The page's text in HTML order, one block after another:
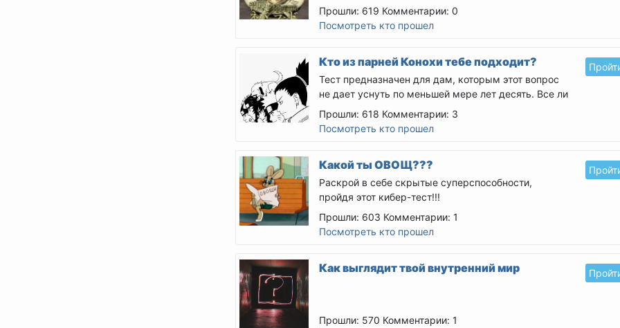
Прошли: 619 Комментарии: 0
Посмотреть кто прошел
Кто из парней Конохи тебе подходит?
Тест предназначен для дам, которым этот вопрос
не дает уснуть по меньшей мере лет десять. Все ли
парни...
Прошли: 618 Комментарии: 3
Посмотреть кто прошел
Какой ты ОВОЩ???
Раскрой в себе скрытые суперспособности,
пройдя этот кибер-тест!!!
Прошли: 603 Комментарии: 1
Посмотреть кто прошел
Как выглядит твой внутренний мир
Прошли: 570 Комментарии: 1